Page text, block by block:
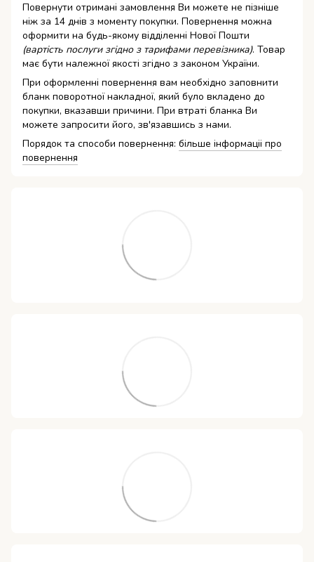
Повернути отримані замовлення Ви можете не пізніше
ніж за 14 днів з моменту покупки. Повернення можна
оформити на будь-якому відділенні Нової Пошти
(вартість послуги згідно з тарифами перевізника). Товар
має бути належної якості згідно з законом України.
При оформленні повернення вам необхідно заповнити
бланк поворотної накладної, який було вкладено до
покупки, вказавши причини. При втраті бланка Ви
можете запросити його, зв'язавшись з нами.
Порядок та способи повернення: більше інформаціі про
повернення